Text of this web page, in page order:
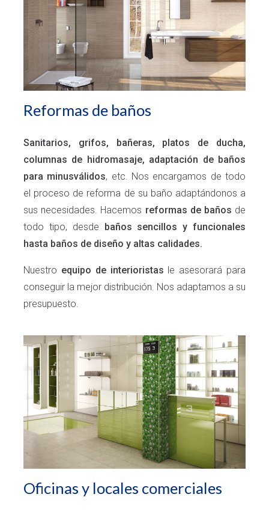
Reformas de baños
Sanitarios, grifos, bañeras, platos de ducha,
columnas de hidromasaje, adaptación de baños
para minusválidos, etc. Nos encargamos de todo
el proceso de reforma de su baño adaptándonos a
sus necesidades. Hacemos reformas de baños de
todo tipo, desde baños sencillos y funcionales
hasta baños de diseño y altas calidades.
Nuestro equipo de interioristas le asesorará para
conseguir la mejor distribución. Nos adaptamos a su
presupuesto.
Oficinas y locales comerciales